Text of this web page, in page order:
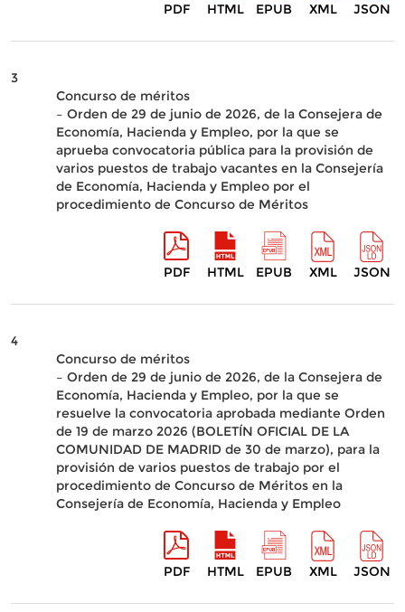
PDF HTML EPUB XML JSON
3
Concurso de méritos
– Orden de 29 de junio de 2026, de la Consejera de
Economía, Hacienda y Empleo, por la que se
aprueba convocatoria pública para la provisión de
varios puestos de trabajo vacantes en la Consejería
de Economía, Hacienda y Empleo por el
procedimiento de Concurso de Méritos
PDF HTML EPUB XML JSON
4
Concurso de méritos
– Orden de 29 de junio de 2026, de la Consejera de
Economía, Hacienda y Empleo, por la que se
resuelve la convocatoria aprobada mediante Orden
de 19 de marzo 2026 (BOLETÍN OFICIAL DE LA
COMUNIDAD DE MADRID de 30 de marzo), para la
provisión de varios puestos de trabajo por el
procedimiento de Concurso de Méritos en la
Consejería de Economía, Hacienda y Empleo
PDF HTML EPUB XML JSON